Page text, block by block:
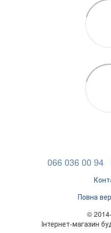
066 036 00 94
Повна
©
Інтернет-магазин